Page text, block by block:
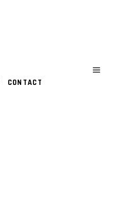
CONTACT